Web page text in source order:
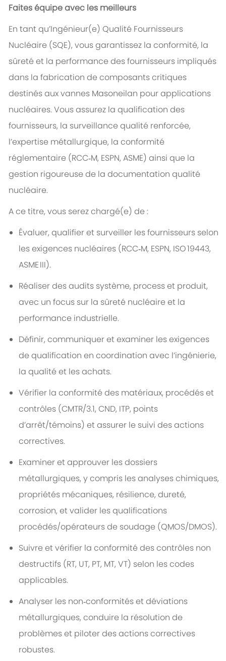
Faites équipe avec les meilleurs
En tant qu’Ingénieur(e) Qualité Fournisseurs
Nucléaire (SQE), vous garantissez la conformité, la
sûreté et la performance des fournisseurs impliqués
dans la fabrication de composants critiques
destinés aux vannes Masoneilan pour applications
nucléaires. Vous assurez la qualification des
fournisseurs, la surveillance qualité renforcée,
l’expertise métallurgique, la conformité
réglementaire (RCC‑M, ESPN, ASME) ainsi que la
gestion rigoureuse de la documentation qualité
nucléaire.
A ce titre, vous serez chargé(e) de :
Évaluer, qualifier et surveiller les fournisseurs selon
les exigences nucléaires (RCC‑M, ESPN, ISO 19443,
ASME III).
Réaliser des audits système, process et produit,
avec un focus sur la sûreté nucléaire et la
performance industrielle.
Définir, communiquer et examiner les exigences
de qualification en coordination avec l’ingénierie,
la qualité et les achats.
Vérifier la conformité des matériaux, procédés et
contrôles (CMTR/3.1, CND, ITP, points
d’arrêt/témoins) et assurer le suivi des actions
correctives.
Examiner et approuver les dossiers
métallurgiques, y compris les analyses chimiques,
propriétés mécaniques, résilience, dureté,
corrosion, et valider les qualifications
procédés/opérateurs de soudage (QMOS/DMOS).
Suivre et vérifier la conformité des contrôles non
destructifs (RT, UT, PT, MT, VT) selon les codes
applicables.
Analyser les non‑conformités et déviations
métallurgiques, conduire la résolution de
problèmes et piloter des actions correctives
robustes.